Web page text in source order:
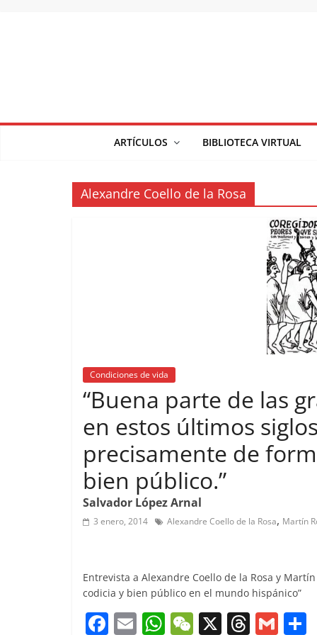
ARTÍCULOS BIBLIOTECA VIRTUAL
Alexandre Coello de la Rosa
Condiciones de vida
“Buena parte de las
en estos últimos
precisamente de
bien público.”
Salvador López Arnal
3 enero, 2014 Alexandre Coello de la Rosa, Martín
Entrevista a Alexandre Coello de la Rosa y
codicia y bien público en el mundo hispánico”
F E W W X T G